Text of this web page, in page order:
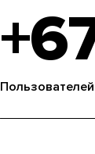
Пользователей